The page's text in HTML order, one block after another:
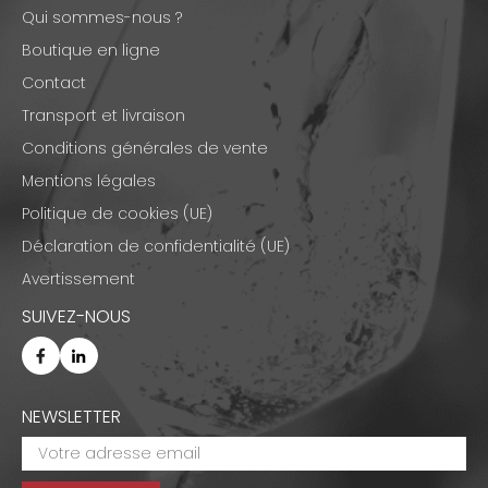
Qui sommes-nous ?
Boutique en ligne
Contact
Transport et livraison
Conditions générales de vente
Mentions légales
Politique de cookies (UE)
Déclaration de confidentialité (UE)
Avertissement
SUIVEZ-NOUS
NEWSLETTER